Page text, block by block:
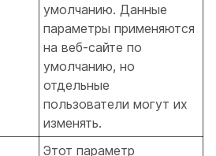
умолчанию. Данные
параметры применяются
на веб-сайте по
умолчанию, но
отдельные
пользователи могут их
изменять.
Этот параметр